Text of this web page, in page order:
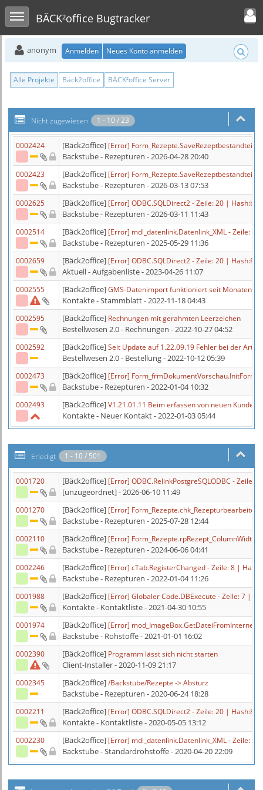
Toggle sidebarBÄCK²office Bugtracker
Toggle user
anonym Anmelden Neues Konto anmelden
Alle Projekte Bäck2office BÄCK²office Server
Nicht zugewiesen 1 - 10 / 23
0002424 [Bäck2office] [Error] Form_Rezepte.SaveRezeptbestandteil
Backstube - Rezepturen - 2026-04-28 20:40
0002423 [Bäck2office] [Error] Form_Rezepte.SaveRezeptbestandteil
Backstube - Rezepturen - 2026-03-13 07:53
0002625 [Bäck2office] [Error] ODBC.SQLDirect2 - Zeile: 20 |
Backstube - Rezepturen - 2026-03-11 11:43
0002514 [Bäck2office] [Error] mdl_datenlink.Datenlink_XML - Zeile:
Backstube - Rezepturen - 2025-05-29 11:36
0002659 [Bäck2office] [Error] ODBC.SQLDirect2 - Zeile: 20 |
Aktuell - Aufgabenliste- 2023-04-26 11:07
0002555 [Bäck2office]GMS-Datenimport funktioniert seit Monaten
Kontakte - Stammblatt- 2022-11-18 04:43
0002595 [Bäck2office] Rechnungen mit gerahmten Leerzeichen
Bestellwesen 2.0 - Rechnungen - 2022-10-27 04:52
0002592 [Bäck2office]Seit Update auf 1.22.09.19 Fehler bei der
Bestellwesen 2.0 - Bestellung- 2022-10-12 05:39
0002473 [Bäck2office] [Error] Form_frmDokumentVorschau.InitForm
Backstube - Rezepturen - 2022-01-04 10:32
0002493 [Bäck2office]V1.21.01.11 Beim erfassen von neuen Kunden
Kontakte - Neuer Kontakt- 2022-01-03 05:44
Erledigt 1 - 10 / 501
0001720 [Bäck2office] [Error] ODBC.RelinkPostgreSQLODBC -
[unzugeordnet]- 2026-06-10 11:49
0001270 [Bäck2office] [Error]
Backstube - Rezepturen - 2025-07-28 12:44
0002110 [Bäck2office] [Error]
Backstube - Rezepturen - 2024-06-06 04:41
0002246 [Bäck2office] [Error] cTab.RegisterChanged - Zeile: 8 |
Backstube - Rezepturen - 2022-01-04 11:26
0001988 [Bäck2office] [Error] Globaler Code.DBExecute - Zeile: 7 |
Kontakte - Kontaktliste- 2021-04-30 10:55
0001974 [Bäck2office] [Error] mod_ImageBox.GetDateiFromInternet
Backstube - Rohstoffe- 2021-01-01 16:02
0002390 [Bäck2office] Programm lässt sich nicht starten
Client-Installer- 2020-11-09 21:17
0002345 [Bäck2office]/Backstube/Rezepte -> Absturz
Backstube - Rezepturen - 2020-06-24 18:28
0002211 [Bäck2office] [Error] ODBC.SQLDirect2 - Zeile: 20 |
Kontakte - Kontaktliste- 2020-05-05 13:12
0002230 [Bäck2office] [Error] mdl_datenlink.Datenlink_XML - Zeile:
Backstube - Standardrohstoffe- 2020-04-20 22:09